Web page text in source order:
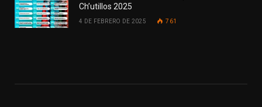
Ch’utillos 2025
4 DE FEBRERO DE 2025 761